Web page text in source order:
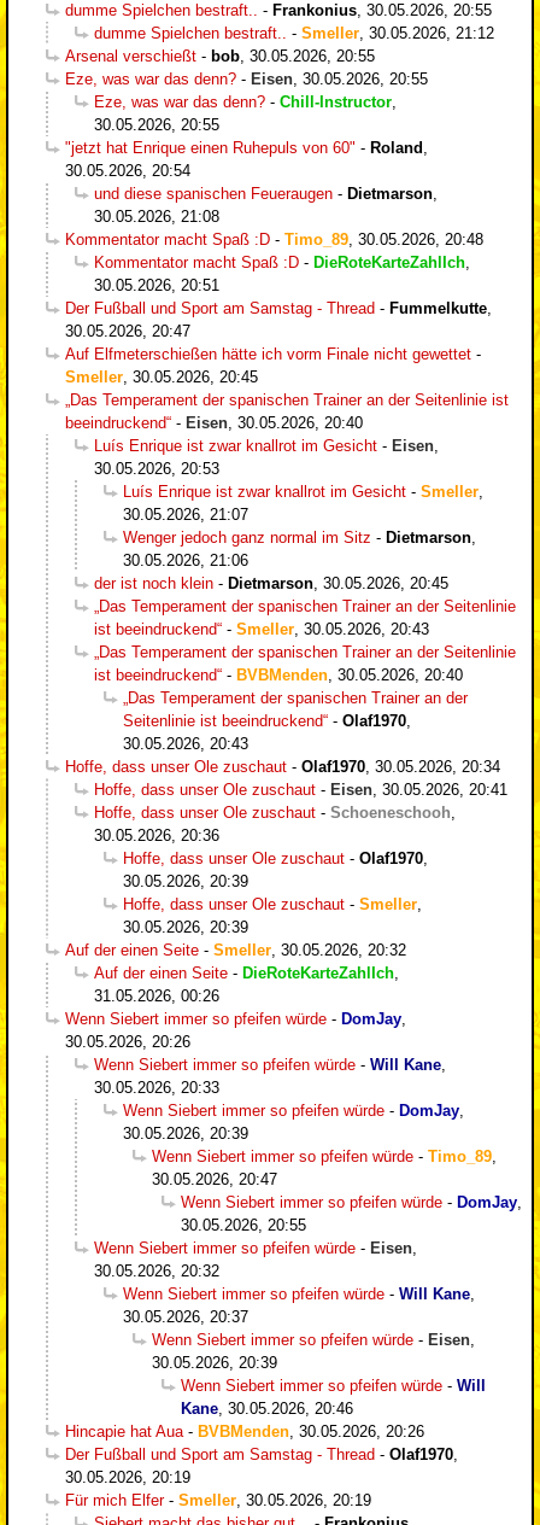
dumme Spielchen bestraft.. - Frankonius 30.05.2026, 20:55
dumme Spielchen bestraft..
- Smeller 30.05.2026, 21:12
Arsenal verschießt - bob 30.05.2026, 20:55
Eze, was war das denn? - Eisen 30.05.2026, 20:55
Eze, was war das denn? - Chill-Instructor
30.05.2026, 20:55
"jetzt hat Enrique einen Ruhepuls von 60" - Roland
30.05.2026, 20:54
und diese spanischen Feueraugen - Dietmarson
30.05.2026, 21:08
Kommentator macht Spaß :D - Timo_89 30.05.2026, 20:48
Kommentator macht Spaß :D - DieRoteKarteZahlIch
30.05.2026, 20:51
Der Fußball und Sport am Samstag - Thread - Fummelkutte
30.05.2026, 20:47
Auf Elfmeterschießen hätte ich vorm Finale nicht gewettet -
Smeller 30.05.2026, 20:45
„Das Temperament der spanischen Trainer an der Seitenlinie ist
beeindruckend“ - Eisen 30.05.2026, 20:40
Luís Enrique ist zwar knallrot im Gesicht - Eisen
30.05.2026, 20:53
Luís Enrique ist zwar knallrot im Gesicht - Smeller
30.05.2026, 21:07
Wenger jedoch ganz normal im Sitz - Dietmarson
30.05.2026, 21:06
der ist noch klein - Dietmarson 30.05.2026, 20:45
„Das Temperament der spanischen Trainer an der Seitenlinie
ist beeindruckend“ - Smeller 30.05.2026, 20:43
„Das Temperament der spanischen Trainer an der Seitenlinie
ist beeindruckend“ - BVBMenden 30.05.2026, 20:40
„Das Temperament der spanischen Trainer an der
Seitenlinie ist beeindruckend“ - Olaf1970
30.05.2026, 20:43
Hoffe, dass unser Ole zuschaut - Olaf1970 30.05.2026, 20:34
Hoffe, dass unser Ole zuschaut - Eisen 30.05.2026, 20:41
Hoffe, dass unser Ole zuschaut - Schoeneschooh
30.05.2026, 20:36
Hoffe, dass unser Ole zuschaut - Olaf1970
30.05.2026, 20:39
Hoffe, dass unser Ole zuschaut - Smeller
30.05.2026, 20:39
Auf der einen Seite - Smeller 30.05.2026, 20:32
Auf der einen Seite - DieRoteKarteZahlIch
31.05.2026, 00:26
Wenn Siebert immer so pfeifen würde - DomJay
30.05.2026, 20:26
Wenn Siebert immer so pfeifen würde - Will Kane
30.05.2026, 20:33
Wenn Siebert immer so pfeifen würde - DomJay
30.05.2026, 20:39
Wenn Siebert immer so pfeifen würde - Timo_89
30.05.2026, 20:47
Wenn Siebert immer so pfeifen würde - DomJay
30.05.2026, 20:55
Wenn Siebert immer so pfeifen würde - Eisen
30.05.2026, 20:32
Wenn Siebert immer so pfeifen würde - Will Kane
30.05.2026, 20:37
Wenn Siebert immer so pfeifen würde - Eisen
30.05.2026, 20:39
Wenn Siebert immer so pfeifen würde - Will
Kane 30.05.2026, 20:46
Hincapie hat Aua - BVBMenden 30.05.2026, 20:26
Der Fußball und Sport am Samstag - Thread - Olaf1970
30.05.2026, 20:19
Für mich Elfer- Smeller 30.05.2026, 20:19